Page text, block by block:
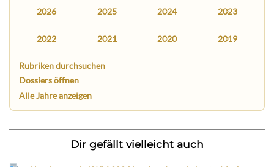
2026 2025 2024 2023
2022 2021 2020 2019
Rubriken durchsuchen
Dossiers öffnen
Alle Jahre anzeigen
Dir gefällt vielleicht auch